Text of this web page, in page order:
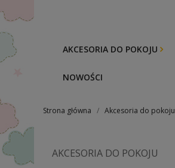
AKCESORIA DO POKOJU
NOWOŚCI
Strona główna Akcesoria do pokoju
AKCESORIA DO POKOJU